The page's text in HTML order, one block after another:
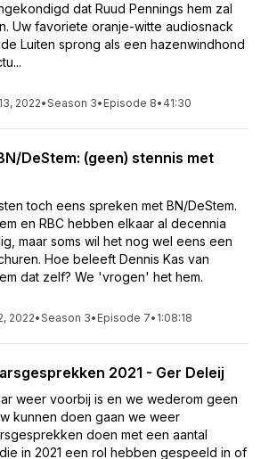
dat Ruud Pennings hem zal
Uw favoriete oranje-witte audiosnack
Luiten sprong als een hazenwindhond
2022•Season 3• Episode 8• 41:30
DeStem: (geen) stennis met
toch eens spreken met BN/DeStem.
en RBC hebben elkaar al decennia
maar soms wil het nog wel eens een
Hoe beleeft Dennis Kas van
dat zelf? We 'vrogen' het hem.
2022•Season 3• Episode 7• 1:08:18
2021 - Ger Deleij
weer voorbij is en we wederom geen
kunnen doen gaan we weer
doen met een aantal
in 2021 een rol hebben gespeeld in of